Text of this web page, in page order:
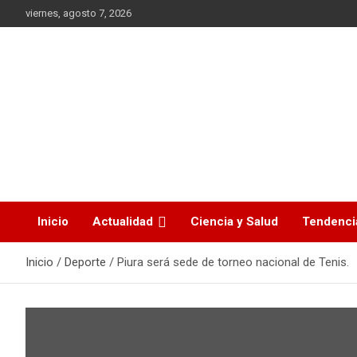
al
viernes, agosto 7, 2026
Inicio Actualidad Ciencia y Salud
Inicio Deporte Piura será sede de torneo nacional de Tenis.